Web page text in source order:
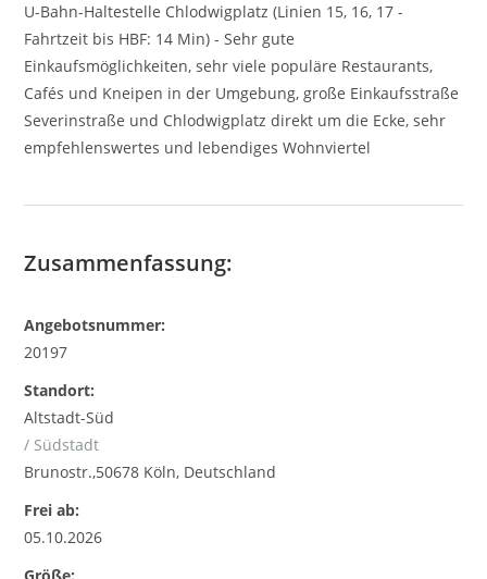
U-Bahn-Haltestelle Chlodwigplatz (Linien 15, 16, 17 -
Fahrtzeit bis HBF: 14 Min) - Sehr gute
Einkaufsmöglichkeiten, sehr viele populäre Restaurants,
Cafés und Kneipen in der Umgebung, große Einkaufsstraße
Severinstraße und Chlodwigplatz direkt um die Ecke, sehr
empfehlenswertes und lebendiges Wohnviertel
Zusammenfassung:
Angebotsnummer:
20197
Standort:
Altstadt-Süd
/ Südstadt
Brunostr.,50678 Köln, Deutschland
Frei ab:
05.10.2026